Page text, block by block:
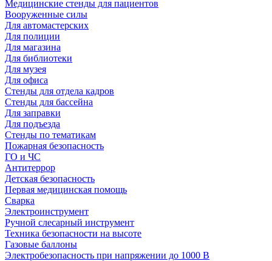
Медицинские стенды для пациентов
Вооруженные силы
Для автомастерских
Для полиции
Для магазина
Для библиотеки
Для музея
Для офиса
Стенды для отдела кадров
Стенды для бассейна
Для заправки
Для подъезда
Стенды по тематикам
Пожарная безопасность
ГО и ЧС
Антитеррор
Детская безопасность
Первая медицинская помощь
Сварка
Электроинструмент
Ручной слесарный инструмент
Техника безопасности на высоте
Газовые баллоны
Электробезопасность при напряжении до 1000 В